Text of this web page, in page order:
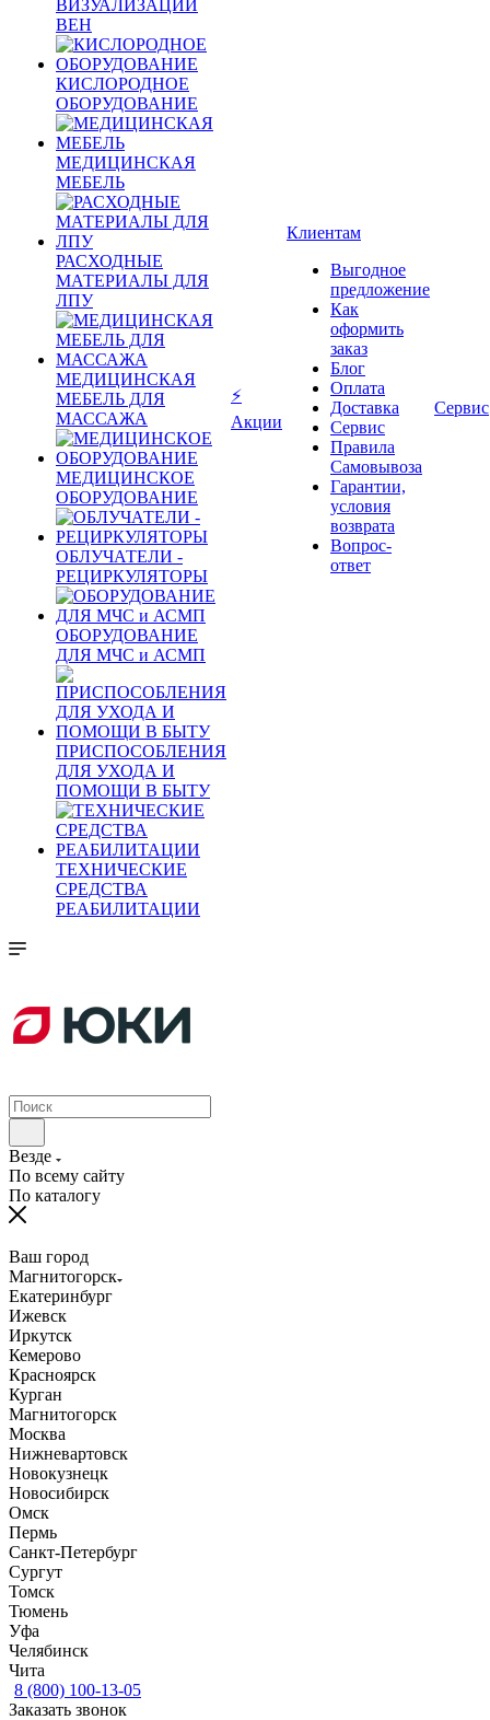
ВИЗУАЛИЗАЦИИ
ВЕН
КИСЛОРОДНОЕ
ОБОРУДОВАНИЕ
МЕДИЦИНСКАЯ
МЕБЕЛЬ
РАСХОДНЫЕ
МАТЕРИАЛЫ ДЛЯ
ЛПУ
МЕДИЦИНСКАЯ
МЕБЕЛЬ ДЛЯ
МАССАЖА
МЕДИЦИНСКОЕ
ОБОРУДОВАНИЕ
ОБЛУЧАТЕЛИ -
РЕЦИРКУЛЯТОРЫ
ОБОРУДОВАНИЕ
ДЛЯ МЧС и АСМП
ПРИСПОСОБЛЕНИЯ
ДЛЯ УХОДА И
ПОМОЩИ В БЫТУ
ТЕХНИЧЕСКИЕ
СРЕДСТВА
РЕАБИЛИТАЦИИ
⚡
Акции
Клиентам
Выгодное
предложение
Как
оформить
заказ
Блог
Оплата
Доставка
Сервис
Правила
Самовывоза
Гарантии,
условия
возврата
Вопрос-
ответ
Сервис
Везде
По всему сайту
По каталогу
Ваш город
Магнитогорск
Екатеринбург
Ижевск
Иркутск
Кемерово
Красноярск
Курган
Магнитогорск
Москва
Нижневартовск
Новокузнецк
Новосибирск
Омск
Пермь
Санкт-Петербург
Сургут
Томск
Тюмень
Уфа
Челябинск
Чита
8 (800) 100-13-05
Заказать звонок